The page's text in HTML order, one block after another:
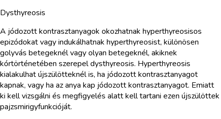
Dysthyreosis
A jódozott kontrasztanyagok okozhatnak hyperthyreosisos
epizódokat vagy indukálhatnak hyperthyreosist, különösen
golyvás betegeknél vagy olyan betegeknél, akiknek
kórtörténetében szerepel dysthyreosis. Hyperthyreosis
kialakulhat újszülötteknél is, ha jódozott kontrasztanyagot
kapnak, vagy ha az anya kap jódozott kontrasztanyagot. Emiatt
ki kell vizsgálni és megfigyelés alatt kell tartani ezen újszülöttek
pajzsmirigyfunkcióját.